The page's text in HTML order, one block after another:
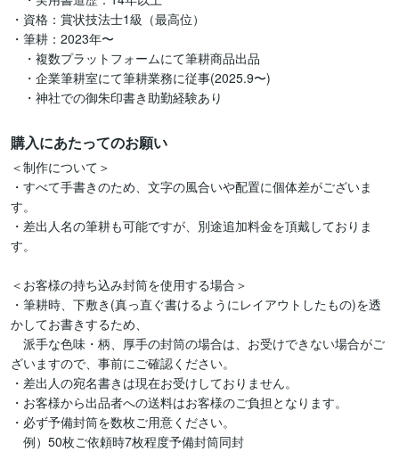
・資格：賞状技法士1級（最高位）
・筆耕：2023年〜
・複数プラットフォームにて筆耕商品出品
・企業筆耕室にて筆耕業務に従事(2025.9〜)
・神社での御朱印書き助勤経験あり
購入にあたってのお願い
＜制作について＞
・すべて手書きのため、文字の風合いや配置に個体差がございま
す。
・差出人名の筆耕も可能ですが、別途追加料金を頂戴しておりま
す。
＜お客様の持ち込み封筒を使用する場合＞
・筆耕時、下敷き(真っ直ぐ書けるようにレイアウトしたもの)を透
かしてお書きするため、
派手な色味・柄、厚手の封筒の場合は、お受けできない場合がご
ざいますので、事前にご確認ください。
・差出人の宛名書きは現在お受けしておりません。
・お客様から出品者への送料はお客様のご負担となります。
・必ず予備封筒を数枚ご用意ください。
例）50枚ご依頼時7枚程度予備封筒同封